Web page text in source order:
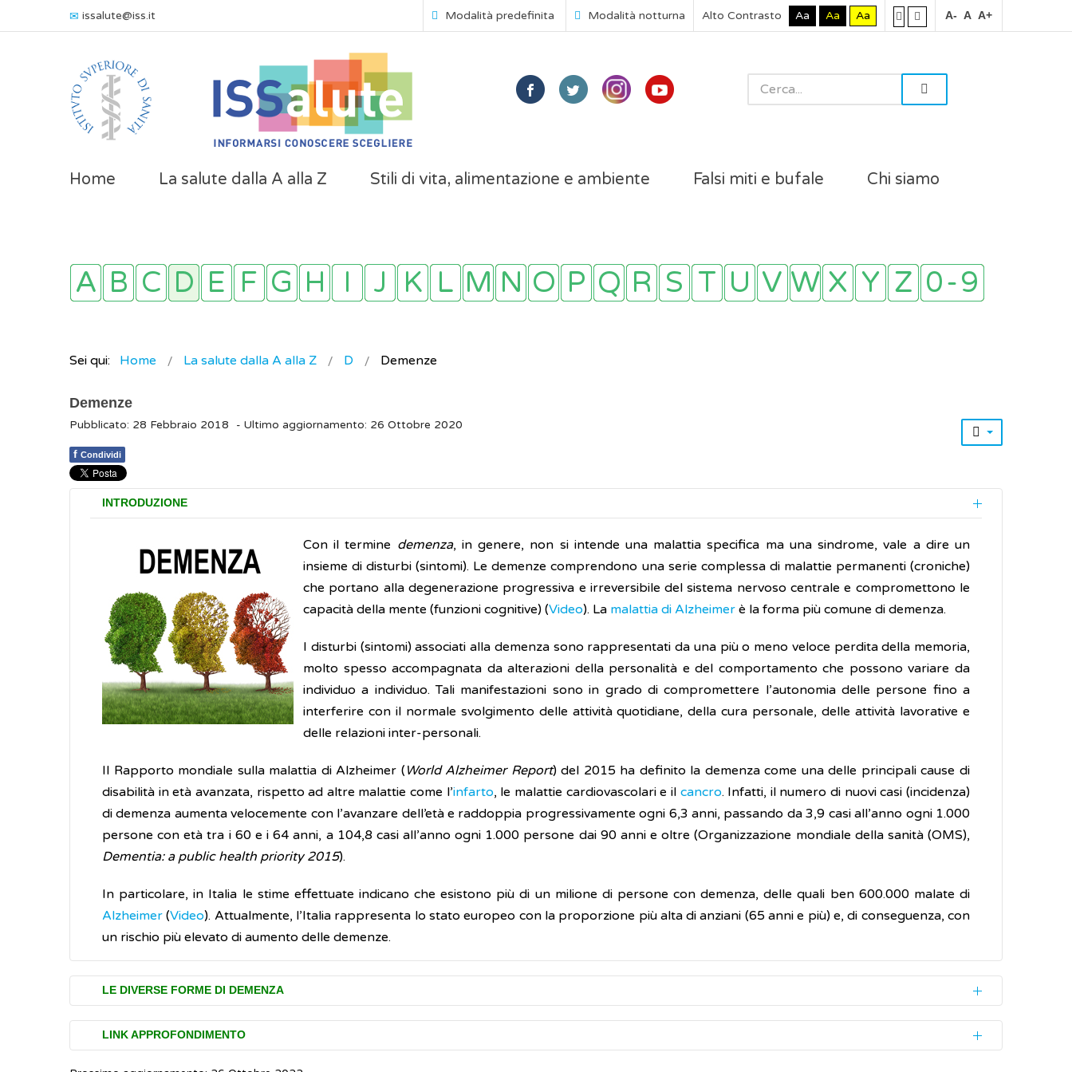
issalute@iss.it Modalità predefinita Modalità notturna Alto Contrasto Aa Aa Aa A- A A+
Home La salute dalla A alla Z Stili di vita, alimentazione e ambiente Falsi miti e bufale Chi siamo
Sei qui: Home La salute dalla A alla Z D Demenze
Demenze
Pubblicato: 28 Febbraio 2018 - Ultimo aggiornamento: 26 Ottobre 2020
f Condividi
INTRODUZIONE
Con il termine demenza, in genere, non si intende una malattia specifica ma una sindrome, vale a dire un
insieme di disturbi (sintomi). Le demenze comprendono una serie complessa di malattie permanenti (croniche)
che portano alla degenerazione progressiva e irreversibile del sistema nervoso centrale e compromettono le
capacità della mente (funzioni cognitive) (Video). La malattia di Alzheimer è la forma più comune di demenza.
I disturbi (sintomi) associati alla demenza sono rappresentati da una più o meno veloce perdita della memoria,
molto spesso accompagnata da alterazioni della personalità e del comportamento che possono variare da
individuo a individuo. Tali manifestazioni sono in grado di compromettere l’autonomia delle persone fino a
interferire con il normale svolgimento delle attività quotidiane, della cura personale, delle attività lavorative e
delle relazioni inter-personali.
Il Rapporto mondiale sulla malattia di Alzheimer ( World Alzheimer Report) del 2015 ha definito la demenza come una delle principali cause di
disabilità in età avanzata, rispetto ad altre malattie come l’infarto, le malattie cardiovascolari e il cancro. Infatti, il numero di nuovi casi (incidenza)
di demenza aumenta velocemente con l’avanzare dell’età e raddoppia progressivamente ogni 6,3 anni, passando da 3,9 casi all’anno ogni 1.000
persone con età tra i 60 e i 64 anni, a 104,8 casi all’anno ogni 1.000 persone dai 90 anni e oltre (Organizzazione mondiale della sanità (OMS),
Dementia: a public health priority 2015).
In particolare, in Italia le stime effettuate indicano che esistono più di un milione di persone con demenza, delle quali ben 600.000 malate di
Alzheimer (Video). Attualmente, l’Italia rappresenta lo stato europeo con la proporzione più alta di anziani (65 anni e più) e, di conseguenza, con
un rischio più elevato di aumento delle demenze.
LE DIVERSE FORME DI DEMENZA
Esistono diverse forme cliniche di demenza che si distinguono in base alla progressione della malattia. La maggioranza di esse sono di tipo
irreversibile ma esiste anche una piccola quota di forme reversibili in cui i difetti delle capacità mentali (difetti cognitivi) sono secondari a malattie,
LINK APPROFONDIMENTO